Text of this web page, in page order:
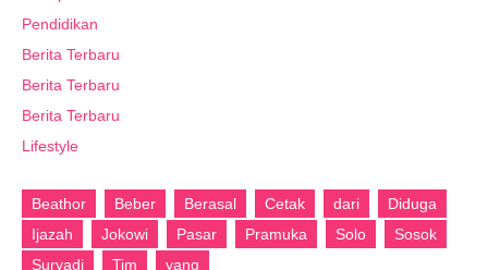
Pendidikan
Berita Terbaru
Berita Terbaru
Berita Terbaru
Lifestyle
Beathor Beber Berasal Cetak dari
Diduga
Ijazah
Jokowi Pasar Pramuka Solo
Sosok
Suryadi
Tim yang